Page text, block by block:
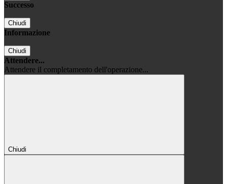
Successo
Chiudi
Informazione
Chiudi
Attendere...
Attendere il completamento dell'operazione...
Chiudi